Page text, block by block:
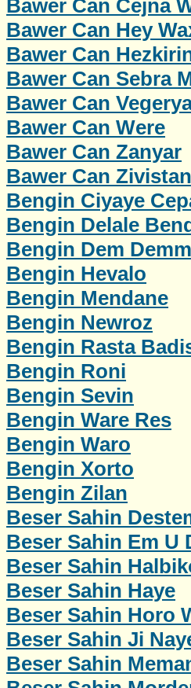
Bawer Can Cejna
Bawer Can Hey
Bawer Can
Bawer Can Sebra
Bawer Can
Bawer Can Were
Bawer Can Zanyar
Bawer Can
Bengin Ciyaye
Bengin Delale
Bengin Dem
Bengin Hevalo
Bengin Mendane
Bengin Newroz
Bengin Rasta
Bengin Roni
Bengin Sevin
Bengin Ware Res
Bengin Waro
Bengin Xorto
Bengin Zilan
Beser Sahin
Beser Sahin Em U
Beser Sahin
Beser Sahin Haye
Beser Sahin Horo
Beser Sahin Ji
Beser Sahin